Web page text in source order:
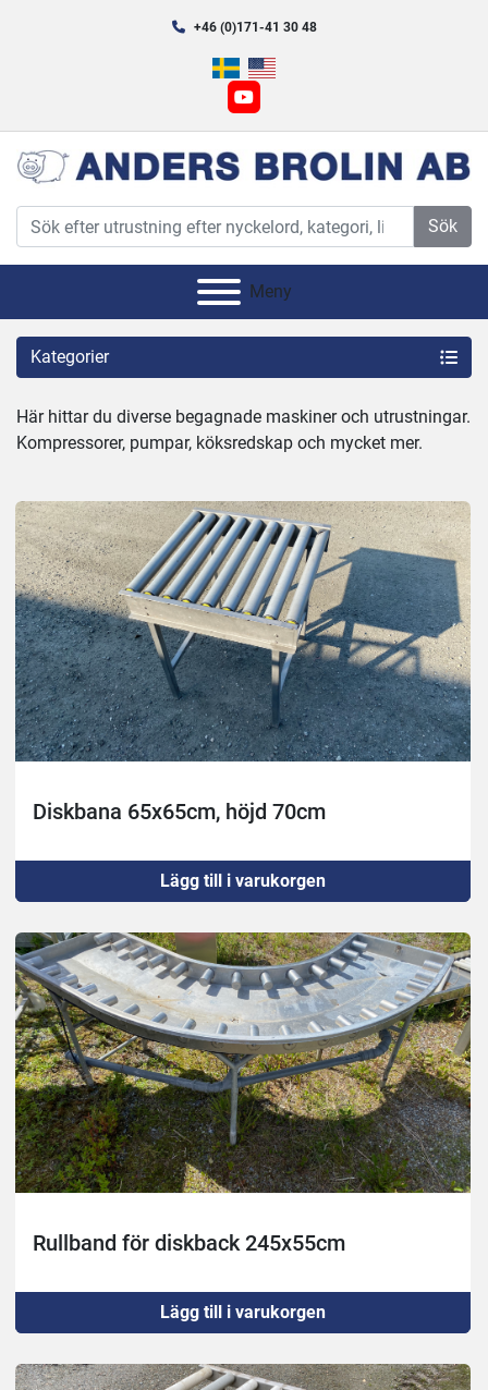
+46 (0)171-41 30 48
youtube
Sök
Meny
Kategorier
Här hittar du diverse begagnade maskiner och utrustningar.
Kompressorer, pumpar, köksredskap och mycket mer.
Diskbana 65x65cm, höjd 70cm
Lägg till i varukorgen
Rullband för diskback 245x55cm
Lägg till i varukorgen